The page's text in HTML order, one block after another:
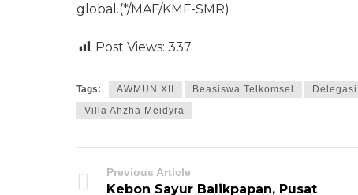
global.(*/MAF/KMF-SMR)
Post Views: 337
Tags: AWMUN XII Beasiswa Telkomsel
Villa Ahzha Meidyra
Previous Article
Kebon Sayur Balikpapan, Pusat